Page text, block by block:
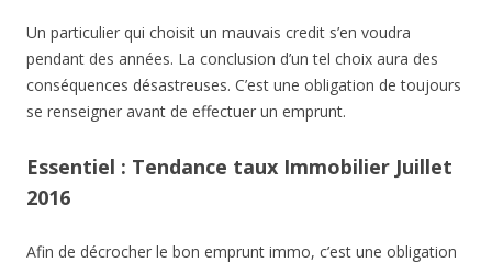
Un particulier qui choisit un mauvais credit s’en voudra
pendant des années. La conclusion d’un tel choix aura des
conséquences désastreuses. C’est une obligation de toujours
se renseigner avant de effectuer un emprunt.
Essentiel : Tendance taux Immobilier Juillet
2016
Afin de décrocher le bon emprunt immo, c’est une obligation